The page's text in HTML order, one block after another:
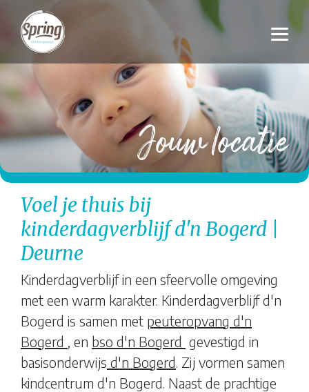
Jouw locatie
Voel je thuis bij
kinderdagverblijf d'n Bogerd |
Deurne
Kinderdagverblijf in een sfeervolle omgeving
met een warm karakter. Kinderdagverblijf d'n
Bogerd is samen met peuteropvang d'n
Bogerd , en bso d'n Bogerd gevestigd in
basisonderwijs d'n Bogerd. Zij vormen samen
kindcentrum d'n Bogerd. Naast de prachtige